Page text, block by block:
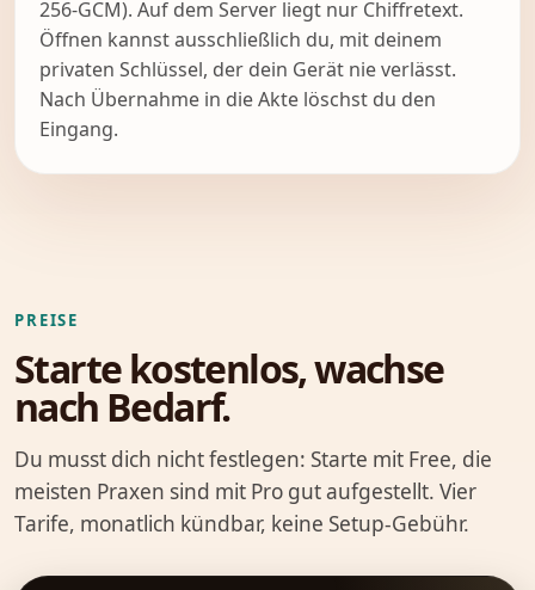
256-GCM). Auf dem Server liegt nur Chiffretext.
Öffnen kannst ausschließlich du, mit deinem
privaten Schlüssel, der dein Gerät nie verlässt.
Nach Übernahme in die Akte löschst du den
Eingang.
PREISE
Starte kostenlos, wachse
nach Bedarf.
Du musst dich nicht festlegen: Starte mit Free, die
meisten Praxen sind mit Pro gut aufgestellt. Vier
Tarife, monatlich kündbar, keine Setup-Gebühr.